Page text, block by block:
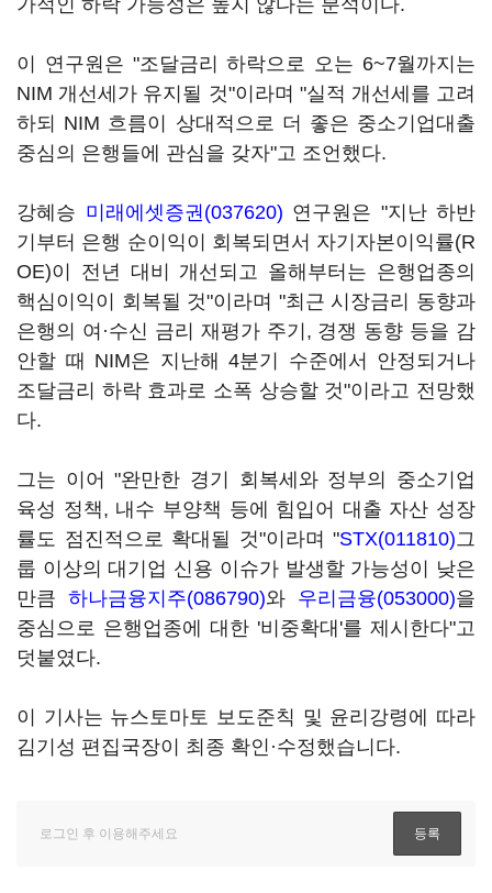
가적인 하락 가능성은 높지 않다는 분석이다.
이 연구원은 "조달금리 하락으로 오는 6~7월까지는
NIM 개선세가 유지될 것"이라며 "실적 개선세를 고려
하되 NIM 흐름이 상대적으로 더 좋은 중소기업대출
중심의 은행들에 관심을 갖자"고 조언했다.
강혜승 미래에셋증권(037620) 연구원은 "지난 하반
기부터 은행 순이익이 회복되면서 자기자본이익률(R
OE)이 전년 대비 개선되고 올해부터는 은행업종의
핵심이익이 회복될 것"이라며 "최근 시장금리 동향과
은행의 여·수신 금리 재평가 주기, 경쟁 동향 등을 감
안할 때 NIM은 지난해 4분기 수준에서 안정되거나
조달금리 하락 효과로 소폭 상승할 것"이라고 전망했
다.
그는 이어 "완만한 경기 회복세와 정부의 중소기업
육성 정책, 내수 부양책 등에 힘입어 대출 자산 성장
률도 점진적으로 확대될 것"이라며 "STX(011810)그
룹 이상의 대기업 신용 이슈가 발생할 가능성이 낮은
만큼 하나금융지주(086790)와 우리금융(053000)을
중심으로 은행업종에 대한 '비중확대'를 제시한다"고
덧붙였다.
이 기사는 뉴스토마토 보도준칙 및 윤리강령에 따라
김기성 편집국장이 최종 확인·수정했습니다.